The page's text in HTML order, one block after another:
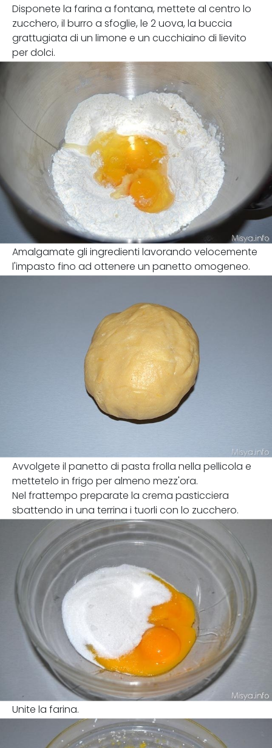
Disponete la farina a fontana, mettete al centro lo
zucchero, il burro a sfoglie, le 2 uova, la buccia
grattugiata di un limone e un cucchiaino di lievito
per dolci.
Amalgamate gli ingredienti lavorando velocemente
l'impasto fino ad ottenere un panetto omogeneo.
Avvolgete il panetto di pasta frolla nella pellicola e
mettetelo in frigo per almeno mezz'ora.
Nel frattempo preparate la crema pasticciera
sbattendo in una terrina i tuorli con lo zucchero.
Unite la farina.